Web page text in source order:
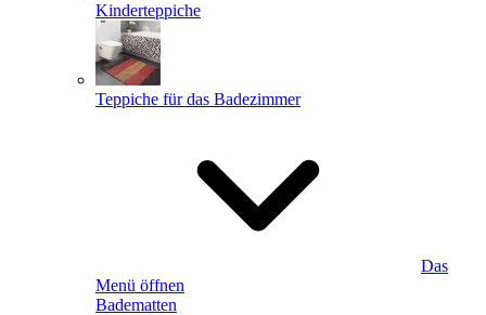
Kinderteppiche
Teppiche für das Badezimmer
Das
Menü öffnen
Badematten